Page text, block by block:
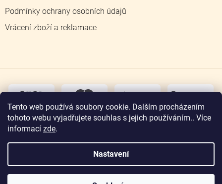
Tento web používá soubory cookie. Dalším procházením
tohoto webu vyjadřujete souhlas s jejich používáním.. Více
informací zde.
Nastavení
Podmínky ochrany osobních údajů
Vrácení zboží a reklamace
osobní
Copyright 2026Zlatnictví Jičín. Všechna práva
vyhrazena.